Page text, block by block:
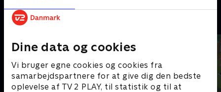
Dine data og cookies
Vi bruger egne cookies og cookies fra
samarbejdspartnere for at give dig den bedste
oplevelse af TV 2 PLAY, til statistik og til at
Andre så også